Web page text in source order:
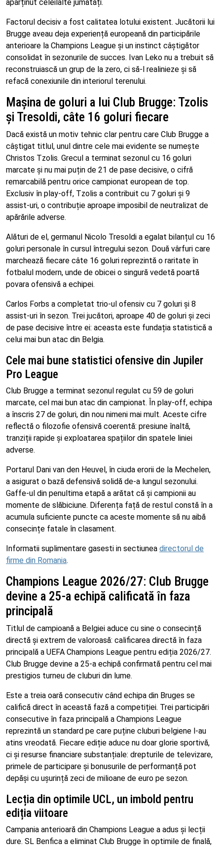
aparținut celeilalte jumătăți.
Factorul decisiv a fost calitatea lotului existent. Jucătorii lui
Brugge aveau deja experiență europeană din participările
anterioare la Champions League și un instinct câștigător
consolidat în sezonurile de succes. Ivan Leko nu a trebuit să
reconstruiască un grup de la zero, ci să-l realinieze și să
refacă conexiunile din interiorul terenului.
Mașina de goluri a lui Club Brugge: Tzolis
și Tresoldi, câte 16 goluri fiecare
Dacă există un motiv tehnic clar pentru care Club Brugge a
câștigat titlul, unul dintre cele mai evidente se numește
Christos Tzolis. Grecul a terminat sezonul cu 16 goluri
marcate și nu mai puțin de 21 de pase decisive, o cifră
remarcabilă pentru orice campionat european de top.
Exclusiv în play-off, Tzolis a contribuit cu 7 goluri și 9
assist-uri, o contribuție aproape imposibil de neutralizat de
apărările adverse.
Alături de el, germanul Nicolo Tresoldi a egalat bilanțul cu 16
goluri personale în cursul întregului sezon. Două vârfuri care
marchează fiecare câte 16 goluri reprezintă o raritate în
fotbalul modern, unde de obicei o singură vedetă poartă
povara ofensivă a echipei.
Carlos Forbs a completat trio-ul ofensiv cu 7 goluri și 8
assist-uri în sezon. Trei jucători, aproape 40 de goluri și zeci
de pase decisive între ei: aceasta este fundația statistică a
celui mai bun atac din Belgia.
Cele mai bune statistici ofensive din Jupiler
Pro League
Club Brugge a terminat sezonul regulat cu 59 de goluri
marcate, cel mai bun atac din campionat. În play-off, echipa
a înscris 27 de goluri, din nou nimeni mai mult. Aceste cifre
reflectă o filozofie ofensivă coerentă: presiune înaltă,
tranziții rapide și exploatarea spațiilor din spatele liniei
adverse.
Portarul Dani van den Heuvel, în ciuda erorii de la Mechelen,
a asigurat o bază defensivă solidă de-a lungul sezonului.
Gaffe-ul din penultima etapă a arătat că și campionii au
momente de slăbiciune. Diferența față de restul constă în a
acumula suficiente puncte ca aceste momente să nu aibă
consecințe fatale în clasament.
Informatii suplimentare gasesti in sectiunea directorul de
firme din Romania.
Champions League 2026/27: Club Brugge
devine a 25-a echipă calificată în faza
principală
Titlul de campioană a Belgiei aduce cu sine o consecință
directă și extrem de valoroasă: calificarea directă în faza
principală a UEFA Champions League pentru ediția 2026/27.
Club Brugge devine a 25-a echipă confirmată pentru cel mai
prestigios turneu de cluburi din lume.
Este a treia oară consecutiv când echipa din Bruges se
califică direct în această fază a competiției. Trei participări
consecutive în faza principală a Champions League
reprezintă un standard pe care puține cluburi belgiene l-au
atins vreodată. Fiecare ediție aduce nu doar glorie sportivă,
ci și resurse financiare substanțiale: drepturile de televizare,
primele de participare și bonusurile de performanță pot
depăși cu ușurință zeci de milioane de euro pe sezon.
Lecția din optimile UCL, un imbold pentru
ediția viitoare
Campania anterioară din Champions League a adus și lecții
dure. SL Benfica a eliminat Club Brugge în optimile de finală,